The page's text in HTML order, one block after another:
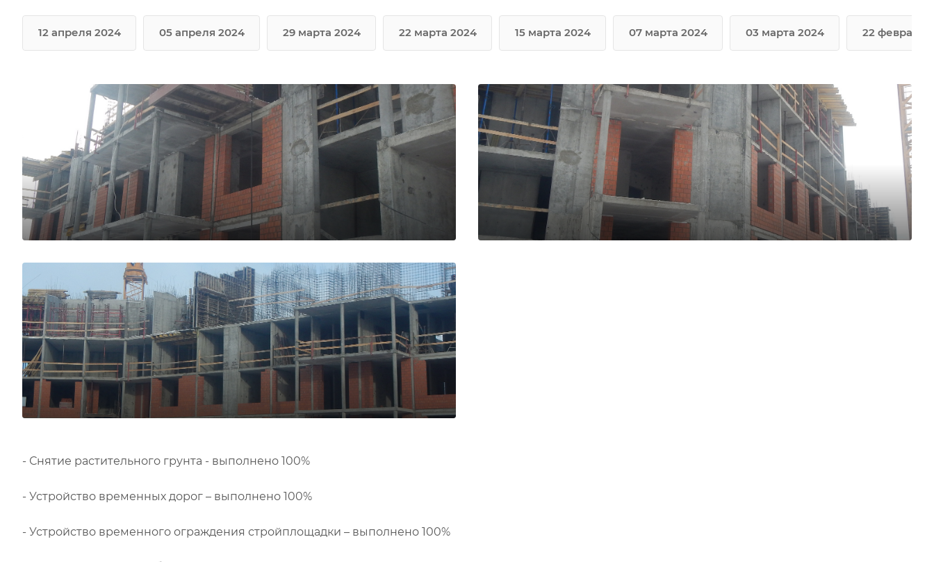
12 апреля 2024 05 апреля 2024 29 марта 2024 22 марта 2024 15 марта 2024 07 марта 2024 03 марта 2024 22 февраля
- Снятие растительного грунта - выполнено 100%
- Устройство временных дорог – выполнено 100%
- Устройство временного ограждения стройплощадки – выполнено 100%